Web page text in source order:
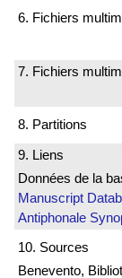
6. Fichiers
7. Fichiers
8. Partitions
9. Liens
Données de la
Manuscript
Antiphonale
10. Sources
Benevento,